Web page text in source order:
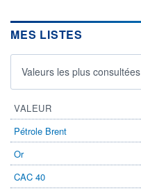
ÉCHANGE
22.06.26 / 15:36:10
ÉLIGIBILITÉ
Non éligible
Boursobank
MES LISTES
Valeurs les plus consultées
VALEUR
Pétrole Brent
Or
CAC 40